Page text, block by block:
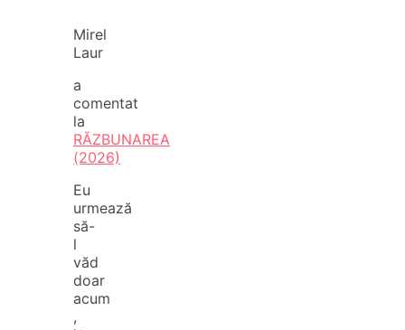
Mirel
Laur
a
comentat
la
RĂZBUNAREA
(2026)
Eu
urmează
să-
l
văd
doar
acum
,